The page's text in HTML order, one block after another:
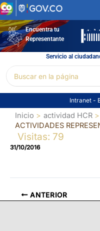
Ir
al
contenidoEncuentra tu
Representante
Servicio al
por:
Intranet -
Inicio
actividad HCR
ACTIVIDADES
Visitas: 79
31/10/2016
ANTERIOR